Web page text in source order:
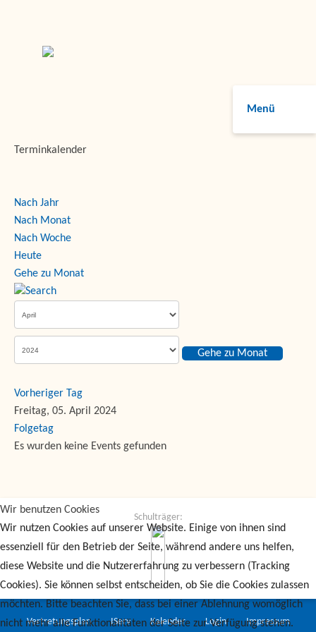
Menü
Terminkalender
Nach Jahr
Nach Monat
Nach Woche
Heute
Gehe zu Monat
Gehe zu Monat
Vorheriger Tag
Freitag, 05. April 2024
Folgetag
Es wurden keine Events gefunden
Schulträger:
Vertretungsplan IServ Kalender Login Impressum
Wir benutzen Cookies
Wir nutzen Cookies auf unserer Website. Einige von ihnen sind
essenziell für den Betrieb der Seite, während andere uns helfen,
diese Website und die Nutzererfahrung zu verbessern (Tracking
Cookies). Sie können selbst entscheiden, ob Sie die Cookies zulassen
möchten. Bitte beachten Sie, dass bei einer Ablehnung womöglich
nicht mehr alle Funktionalitäten der Seite zur Verfügung stehen.